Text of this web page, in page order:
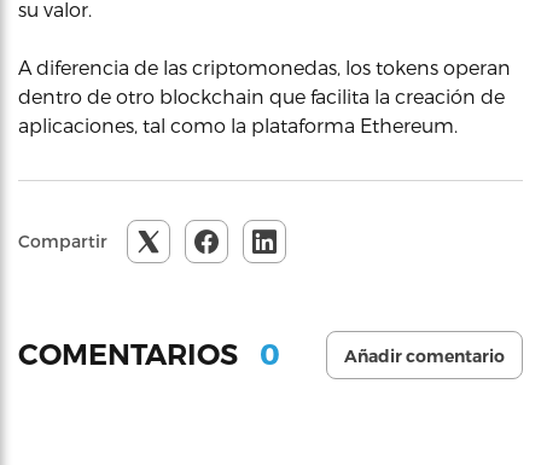
su valor.
A diferencia de las criptomonedas, los tokens operan
dentro de otro blockchain que facilita la creación de
aplicaciones, tal como la plataforma Ethereum.
Compartir
COMENTARIOS 0 Añadir comentario